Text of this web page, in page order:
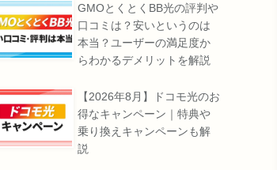
GMOとくとくBB光の評判や
口コミは？安いというのは
本当？ユーザーの満足度か
らわかるデメリットを解説
【2026年8月】ドコモ光のお
得なキャンペーン｜特典や
乗り換えキャンペーンも解
説